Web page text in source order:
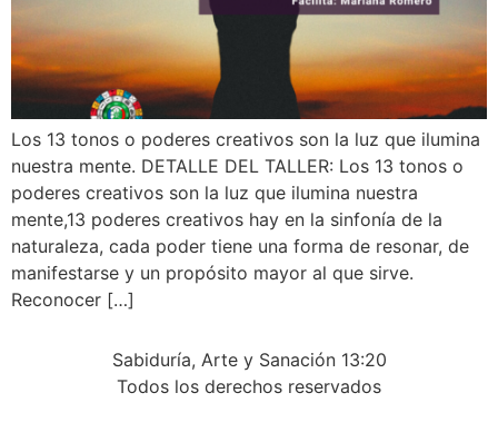
Los 13 tonos o poderes creativos son la luz que ilumina
nuestra mente. DETALLE DEL TALLER: Los 13 tonos o
poderes creativos son la luz que ilumina nuestra
mente,13 poderes creativos hay en la sinfonía de la
naturaleza, cada poder tiene una forma de resonar, de
manifestarse y un propósito mayor al que sirve.
Reconocer […]
Sabiduría, Arte y Sanación 13:20
Todos los derechos reservados